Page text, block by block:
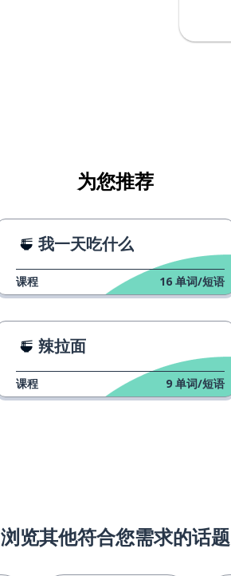
为您推荐
我一天吃什么
课程 16 单词/短语
辣拉面
课程 9 单词/短语
浏览其他符合您需求的话题